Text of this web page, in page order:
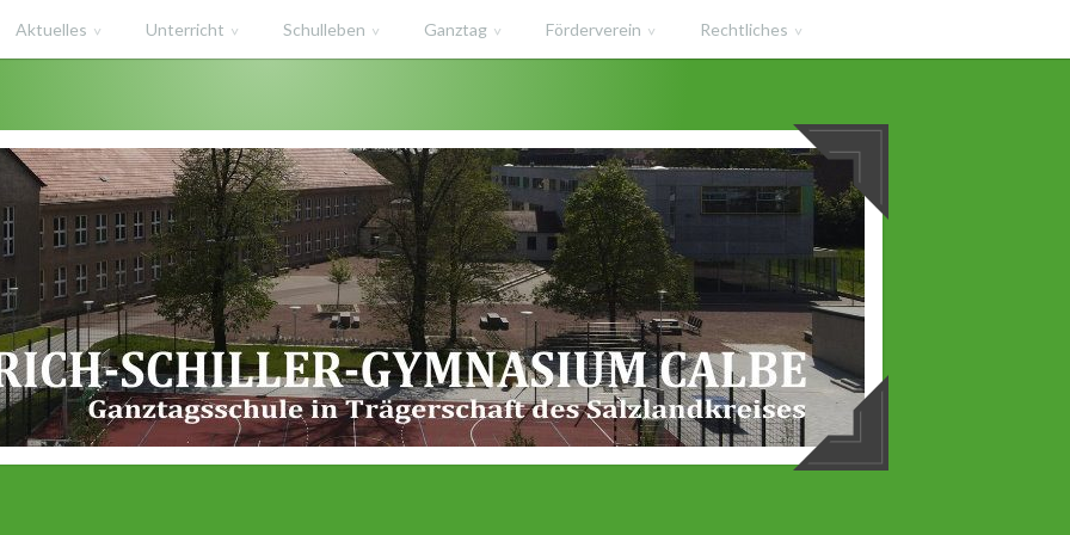
Aktuelles Unterricht Schulleben Ganztag Förderverein Rechtliches